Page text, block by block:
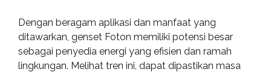
Dengan beragam aplikasi dan manfaat yang
ditawarkan, genset Foton memiliki potensi besar
sebagai penyedia energi yang efisien dan ramah
lingkungan. Melihat tren ini, dapat dipastikan masa